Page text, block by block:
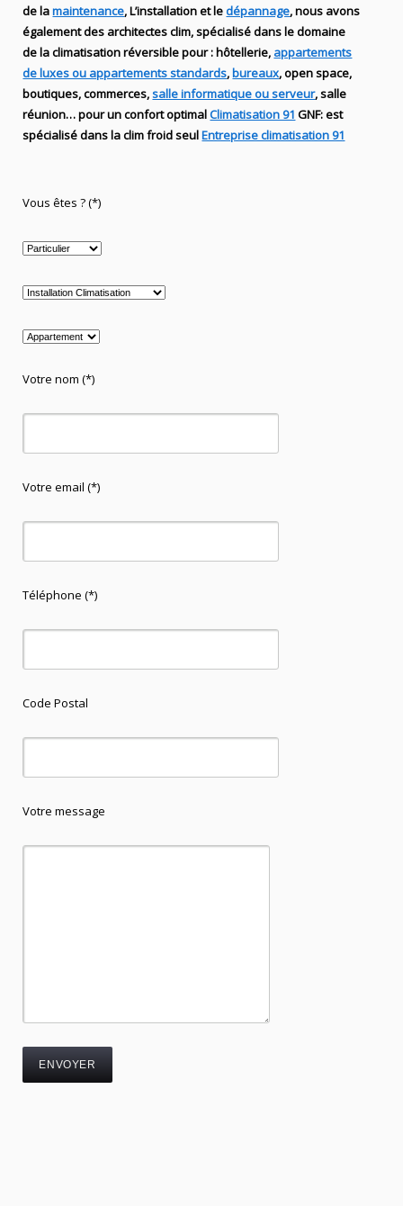
delamaintenance, L’installationet ledépannage, nous avons
également des architectes clim,spécialisé dans le domaine
de laclimatisation réversiblepour : hôtellerie, appartements
de luxes ou appartements standards,bureaux, open space,
boutiques, commerces,salle informatique ou serveur, salle
réunion… pour un confort optimalClimatisation 91 GNF:est
spécialisédans la climfroid seulEntreprise climatisation 91
Vous êtes ? (*)
Votre nom (*)
Votre email (*)
Téléphone (*)
Code Postal
Votre message